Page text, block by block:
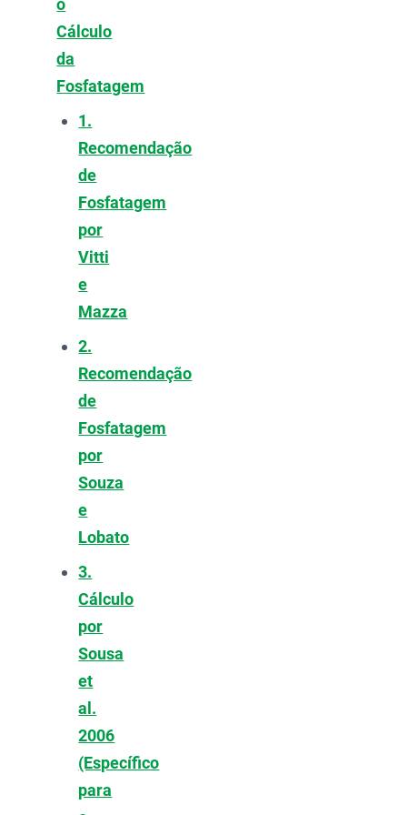
o
Cálculo
da
Fosfatagem
1.
Recomendação
de
Fosfatagem
por
Vitti
e
Mazza
2.
Recomendação
de
Fosfatagem
por
Souza
e
Lobato
3.
Cálculo
por
Sousa
et
al.
2006
(Específico
para